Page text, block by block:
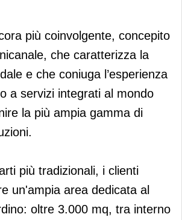
più coinvolgente, concepito
che caratterizza la
e che coniuga l’esperienza
a servizi integrati al mondo
la più ampia gamma di
più tradizionali, i clienti
un'ampia area dedicata al
oltre 3.000 mq, tra interno